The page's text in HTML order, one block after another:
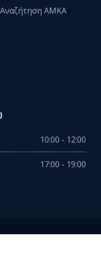
Αναζήτηση ΑΜΚΑ
10:00 - 12:00
17:00 - 19:00